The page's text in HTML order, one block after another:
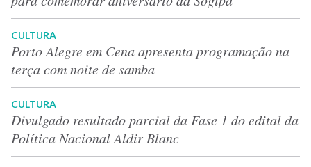
CULTURA
Porto Alegre em Cena apresenta programação na
terça com noite de samba
CULTURA
Divulgado resultado parcial da Fase 1 do edital da
Política Nacional Aldir Blanc